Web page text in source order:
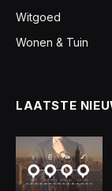
Witgoed
Wonen & Tuin
LAATSTE